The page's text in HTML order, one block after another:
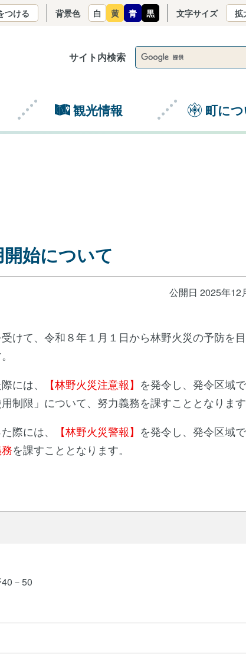
サイト内検索
観光情報 町に
つける 背景色 白 黄 青 黒 文字サイズ 拡
始について
公開日 2025年12
けて、令和８年１月１日から林野火災の予防を
には、
【林野火災注意報】 を発令し、発令区域
制限」について、努力義務を課すこととなります
際には、
【林野火災警報】 を発令し、発令区域
を課すこととなります。
－50